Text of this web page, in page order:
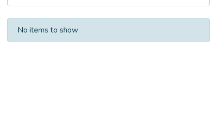
Recent Submissions
No items to show